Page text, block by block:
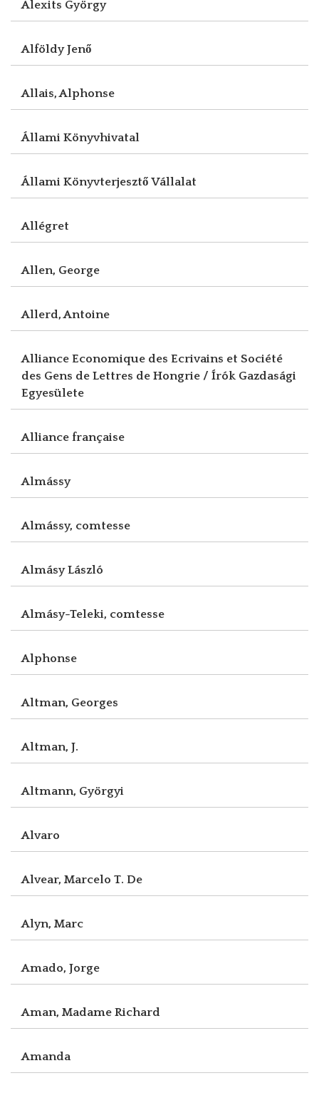
Alexits György
Alföldy Jenő
Allais, Alphonse
Állami Könyvhivatal
Állami Könyvterjesztő Vállalat
Allégret
Allen, George
Allerd, Antoine
Alliance Economique des Ecrivains et Société
des Gens de Lettres de Hongrie / Írók Gazdasági
Egyesülete
Alliance française
Almássy
Almássy, comtesse
Almásy László
Almásy-Teleki, comtesse
Alphonse
Altman, Georges
Altman, J.
Altmann, Györgyi
Alvaro
Alvear, Marcelo T. De
Alyn, Marc
Amado, Jorge
Aman, Madame Richard
Amanda